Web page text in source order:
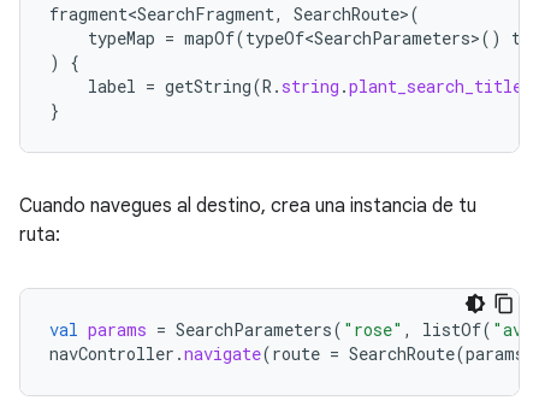
fragment<SearchFragment, SearchRoute>(
typeMap = mapOf(typeOf<SearchParameters>()
to
)
{
label = getString(R . string .plant_search_title
}
Cuando navegues al destino, crea una instancia de tu
ruta:
val params = SearchParameters( "rose" , listOf(
navController .navigate(route = SearchRoute(params